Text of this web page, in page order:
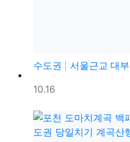
수도권
서울근교 대부도
등록일
10.16